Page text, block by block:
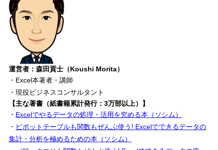
運営者：森田貢士（Koushi Morita）
・Excel本著者・講師
・現役ビジネスコンサルタント
【主な著書（紙書籍累計発行：3万部以上）】
・ Excelでやるデータの処理・活用を究める本（ソシム）
・ ピボットテーブルも関数もぜんぶ使う! Excelでできるデータの
集計・分析を極めるための本（ソシム）